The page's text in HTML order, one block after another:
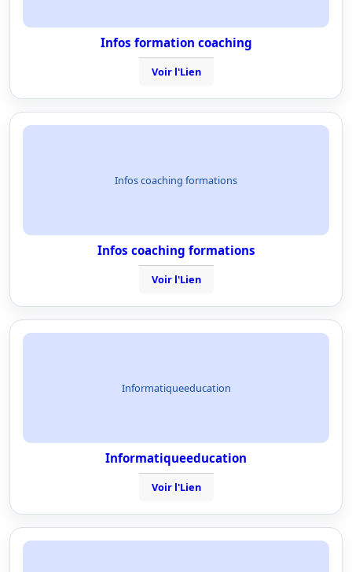
Infos formation coaching
Voir l'Lien
Infos coaching formations
Infos coaching formations
Voir l'Lien
Informatiqueeducation
Informatiqueeducation
Voir l'Lien